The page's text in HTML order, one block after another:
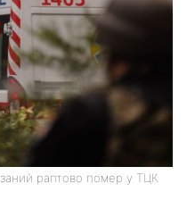
раптово помер у ТЦК